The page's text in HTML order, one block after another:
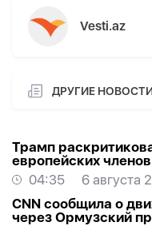
Vesti.az
ДРУГИЕ
Трамп
европейских
04:35
6 августа
CNN сообщила о
через Ормузский